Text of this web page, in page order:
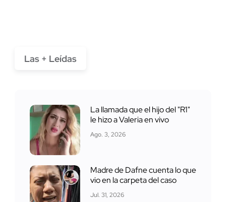
Las + Leídas
La llamada que el hijo del "R1"
le hizo a Valeria en vivo
Ago. 3, 2026
Madre de Dafne cuenta lo que
vio en la carpeta del caso
Jul. 31, 2026